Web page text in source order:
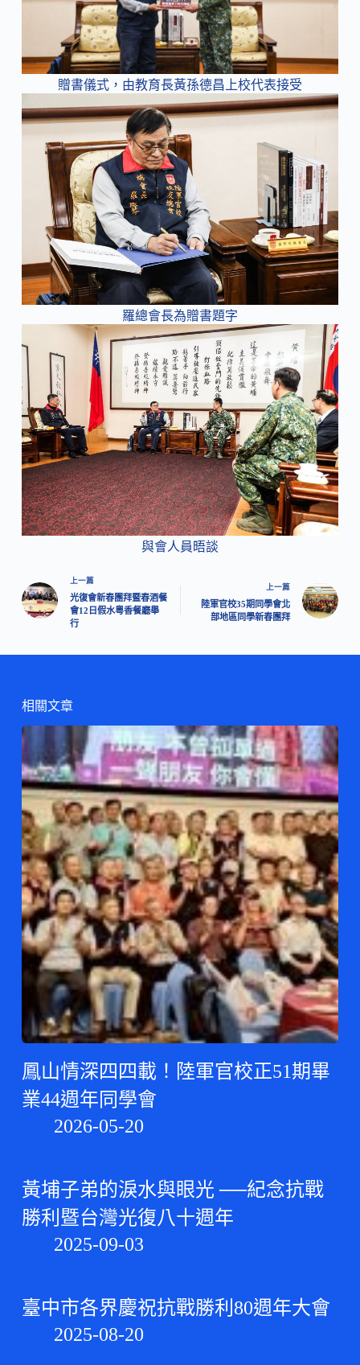
贈書儀式，由教育長黃孫德昌上校代表接受
羅總會長為贈書題字
與會人員晤談
上一篇
光復會新春團拜暨春酒餐
會12日假水粵香餐廳舉
行
上一篇
陸軍官校35期同學會北
部地區同學新春團拜
相關文章
鳳山情深四四載！陸軍官校正51期畢
業44週年同學會
2026-05-20
黃埔子弟的淚水與眼光 ──紀念抗戰
勝利暨台灣光復八十週年
2025-09-03
臺中市各界慶祝抗戰勝利80週年大會
2025-08-20